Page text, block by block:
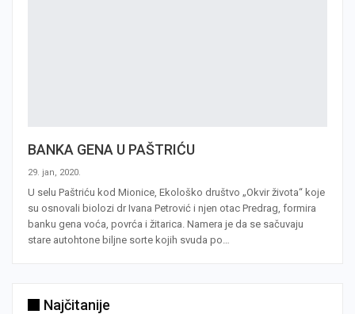
BANKA GENA U PAŠTRIĆU
29. jan, 2020.
U selu Paštriću kod Mionice, Ekološko društvo „Okvir života“ koje
su osnovali biolozi dr Ivana Petrović i njen otac Predrag, formira
banku gena voća, povrća i žitarica. Namera je da se sačuvaju
stare autohtone biljne sorte kojih svuda po…
Najčitanije